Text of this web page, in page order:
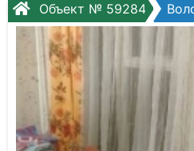
Слово:
Объект № 59284